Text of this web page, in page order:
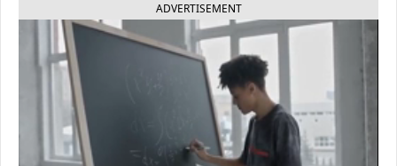
ADVERTISEMENT